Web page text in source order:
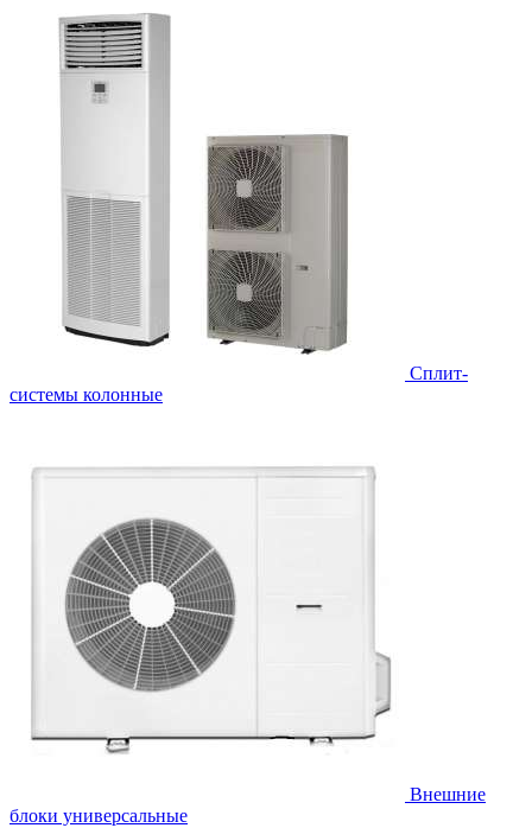
Cплит-
системы колонные
Внешние
блоки универсальные